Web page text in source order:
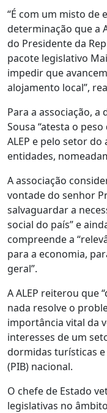
“É com um misto de
determinação que a
do Presidente da
pacote legislativo
impedir que
alojamento local”,
Para a associação, a
Sousa “atesta o
ALEP e pelo setor
entidades,
A associação
vontade do senhor
salvaguardar a
social do país” e
compreende a
para a economia,
geral”.
A ALEP reiterou que
nada resolve o
importância vital da
interesses de um
dormidas turísticas
(PIB) nacional.
O chefe de Estado
legislativas no